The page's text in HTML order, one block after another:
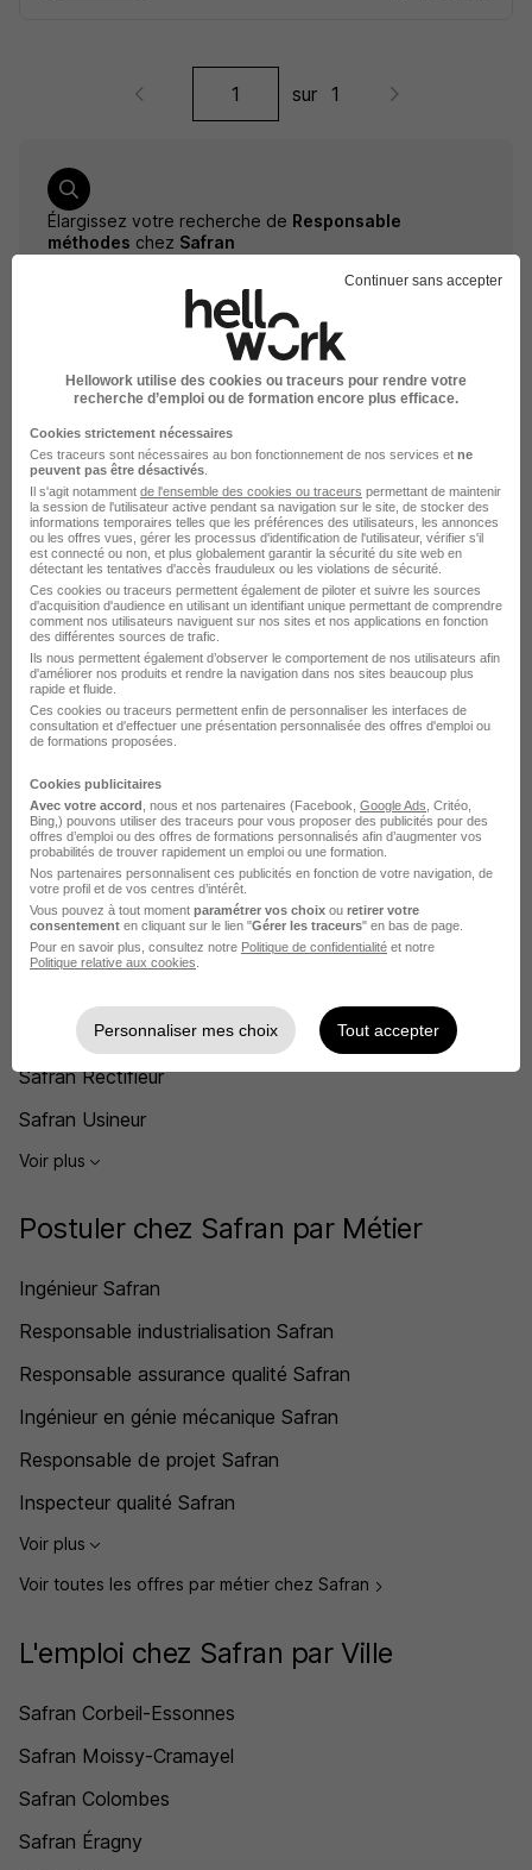
sur 1
Élargissez votre recherche de Responsable
méthodes chez Safran
Emploi Responsable méthodes
Entreprise Responsable méthodes
DÉPOSEZ VOTRE CV
Rendez votre CV accessible à l’ensemble des
recruteurs de la CVthèque Hellowork.
Rendre mon CV visible
Le Recrutement chez Safran dans le
domaine Production
Safran Technicien méthodes
Safran Ingénieur méthode
Safran Ajusteur-monteur
Safran Rectifieur
Safran Usineur
Voir plus
Postuler chez Safran par Métier
Ingénieur Safran
Responsable industrialisation Safran
Responsable assurance qualité Safran
Ingénieur en génie mécanique Safran
Responsable de projet Safran
Inspecteur qualité Safran
Voir plus
Voir toutes les offres par métier chez Safran
L'emploi chez Safran par Ville
Safran Corbeil-Essonnes
Safran Moissy-Cramayel
Safran Colombes
Safran Éragny
Continuer sans accepter
Hellowork utilise des cookies ou traceurs pour rendre votre
recherche d’emploi ou de formation encore plus efficace.
Cookies strictement nécessaires
Ces traceurs sont nécessaires au bon fonctionnement de nos services et ne
peuvent pas être désactivés
Il s'agit notamment de l'ensemble des cookies ou traceurs permettant de maintenir
la session de l'utilisateur active pendant sa navigation sur le site, de stocker des
informations temporaires telles que les préférences des utilisateurs, les annonces
ou les offres vues, gérer les processus d'identification de l'utilisateur, vérifier s'il
est connecté ou non, et plus globalement garantir la sécurité du site web en
détectant les tentatives d'accès frauduleux ou les violations de sécurité.
Ces cookies ou traceurs permettent également de piloter et suivre les sources
d'acquisition d'audience en utilisant un identifiant unique permettant de comprendre
comment nos utilisateurs naviguent sur nos sites et nos applications en fonction
des différentes sources de trafic.
Ils nous permettent également d’observer le comportement de nos utilisateurs afin
d'améliorer nos produits et rendre la navigation dans nos sites beaucoup plus
rapide et fluide.
Ces cookies ou traceurs permettent enfin de personnaliser les interfaces de
consultation et d'effectuer une présentation personnalisée des offres d'emploi ou
de formations proposées.
Cookies publicitaires
Avec votre accord , nous et nos partenaires (Facebook, Google Ads , Critéo,
Bing,) pouvons utiliser des traceurs pour vous proposer des publicités pour des
offres d’emploi ou des offres de formations personnalisés afin d’augmenter vos
probabilités de trouver rapidement un emploi ou une formation.
Nos partenaires personnalisent ces publicités en fonction de votre navigation, de
votre profil et de vos centres d’intérêt.
Vous pouvez à tout moment paramétrer vos choix ou retirer votre
consentement en cliquant sur le lien "Gérer les traceurs" en bas de page.
Pour en savoir plus, consultez notre Politique de confidentialité et notre
Politique relative aux cookies
Personnaliser mes choix Tout accepter